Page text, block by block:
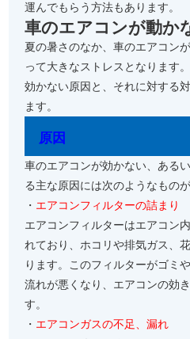
運んでもらう方法もあります。
車のエアコンが動か
夏の暑さのなか、車のエアコン
って大きなストレスとなります
効かない原因と、それに対する
ます。
原因
車のエアコンが効かない、ある
る主な原因には次のようなものが
・ エアコンフィルターの詰まり
エアコンフィルターはエアコン
れており、ホコリや排気ガス、
ります。このフィルターがゴミ
流れが悪くなり、エアコンの効
す。
・ エアコンガスの不足、漏れ